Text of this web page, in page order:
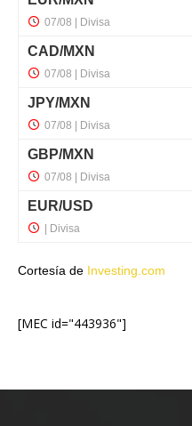
Cortesía de Investing.com
[MEC id="443936"]